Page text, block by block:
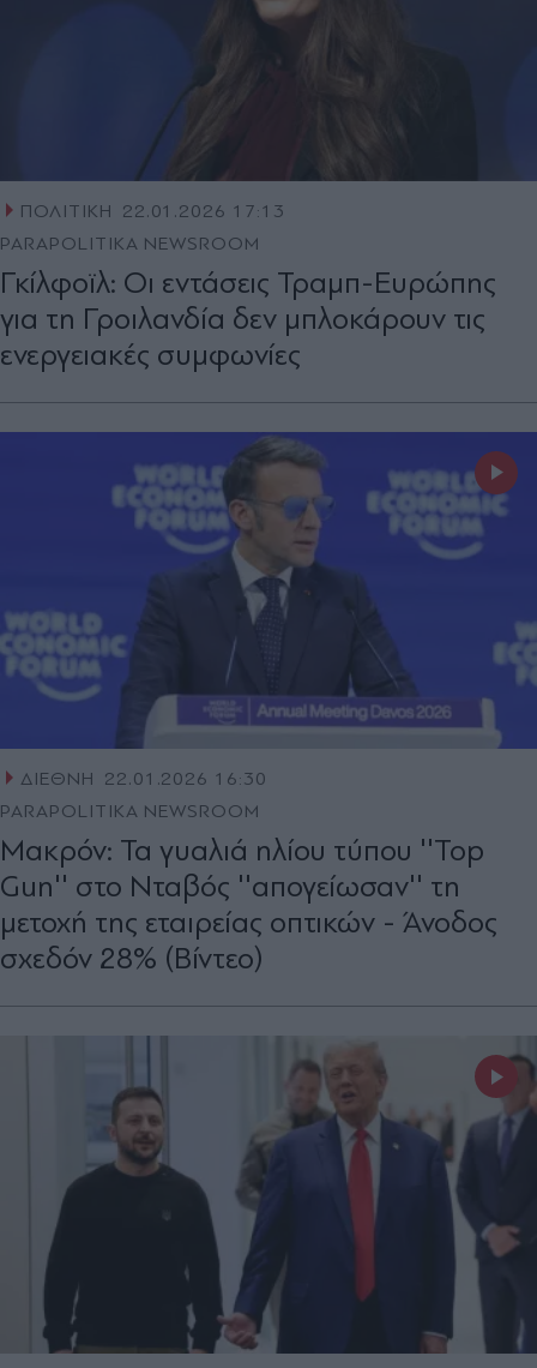
ΠΟΛΙΤΙΚΗ
22.01.2026 17:13
PARAPOLITIKA NEWSROOM
Γκίλφοϊλ: Οι εντάσεις Τραμπ-Ευρώπης
για τη Γροιλανδία δεν μπλοκάρουν τις
ενεργειακές συμφωνίες
ΔΙΕΘΝΗ
22.01.2026 16:30
PARAPOLITIKA NEWSROOM
Μακρόν: Τα γυαλιά ηλίου τύπου ''Top
Gun'' στο Νταβός ''απογείωσαν'' τη
μετοχή της εταιρείας οπτικών - Άνοδος
σχεδόν 28% (Βίντεο)